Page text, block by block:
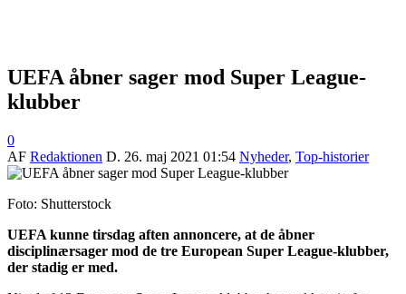
UEFA åbner sager mod Super League-
klubber
0
AF Redaktionen D. 26. maj 2021 01:54 Nyheder, Top-historier
Foto: Shutterstock
UEFA kunne tirsdag aften annoncere, at de åbner
disciplinærsager mod de tre European Super League-klubber,
der stadig er med.